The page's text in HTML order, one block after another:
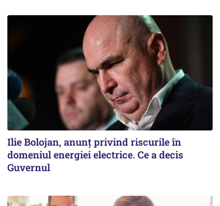
Ilie Bolojan, anunț privind riscurile în
domeniul energiei electrice. Ce a decis
Guvernul